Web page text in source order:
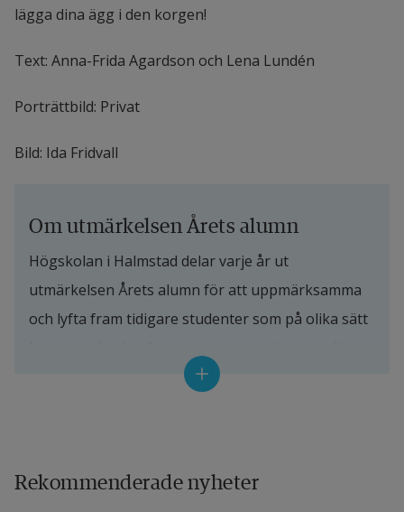
lägga dina ägg i den korgen!
Text: Anna-Frida Agardson och Lena Lundén
Porträttbild: Privat
Bild: Ida Fridvall
Om utmärkelsen Årets alumn
Högskolan i Halmstad delar varje år ut
utmärkelsen Årets alumn för att uppmärksamma
och lyfta fram tidigare studenter som på olika sätt
förebild för såväl Högskolan och dess studenter
avslutningshögtiden som i år äger rum den 31 maj.
Rekommenderade nyheter